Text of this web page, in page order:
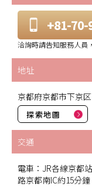
+81-70-
洽詢時請告知服務人員
地址
京都府京都市下京
探索地圖
交通
電車：JR各線京都
路京都南IC約15分鐘